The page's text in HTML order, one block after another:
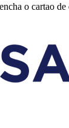
o cartao